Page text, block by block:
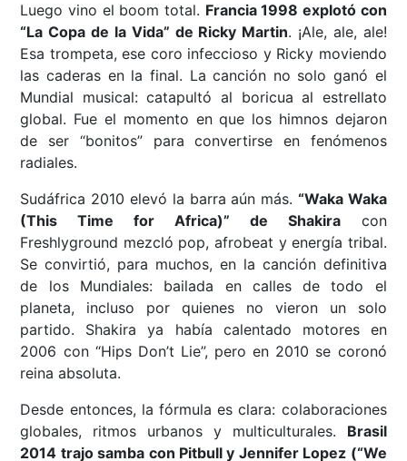
Luego vino el boom total. Francia 1998 explotó con
“La Copa de la Vida” de Ricky Martin. ¡Ale, ale, ale!
Esa trompeta, ese coro infeccioso y Ricky moviendo
las caderas en la final. La canción no solo ganó el
Mundial musical: catapultó al boricua al estrellato
global. Fue el momento en que los himnos dejaron
de ser “bonitos” para convertirse en fenómenos
radiales.
Sudáfrica 2010 elevó la barra aún más. “Waka Waka
(This Time for Africa)” de Shakiracon
Freshlyground mezcló pop, afrobeat y energía tribal.
Se convirtió, para muchos, en la canción definitiva
de los Mundiales: bailada en calles de todo el
planeta, incluso por quienes no vieron un solo
partido. Shakira ya había calentado motores en
2006 con “Hips Don’t Lie”, pero en 2010 se coronó
reina absoluta.
Desde entonces, la fórmula es clara: colaboraciones
globales, ritmos urbanos y multiculturales. Brasil
2014 trajo samba con Pitbull y Jennifer Lopez (“We